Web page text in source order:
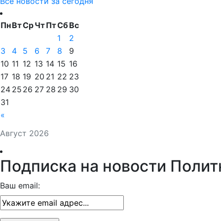
Август 2026
ПнВтСрЧтПтСбВс
«
1
2
3
4 5 6 7 8
9
10 11 12 13 14 15 16
17 18 19 20 21 22 23
24 25 26 27 28 29 30
31
Подписка на новости
Ваш email: